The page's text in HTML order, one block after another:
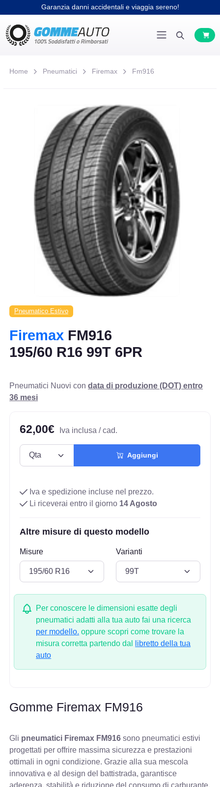
Garanzia danni accidentali e viaggia sereno!
Home Pneumatici Firemax Fm916
Pneumatico Estivo
Firemax FM916
195/60 R16 99T 6PR
Pneumatici Nuovi condata di produzione (DOT) entro
36 mesi
62,00€ Iva inclusa / cad.
Aggiungi
Iva e spedizione incluse nel prezzo.
Li riceverai entro il giorno 14 Agosto
Altre misure di questo modello
Misure Varianti
Per conoscere le dimensioni esatte degli
pneumatici adatti alla tua auto fai una ricerca
per modello. oppure scopri come trovare la
misura corretta partendo dal
libretto della tua
auto
Gomme Firemax FM916
Gli pneumatici Firemax FM916 sono pneumatici estivi
progettati per offrire massima sicurezza e prestazioni
ottimali in ogni condizione. Grazie alla sua mescola
innovativa e al design del battistrada, garantisce
aderenza, stabilità e riduzione del consumo di carburante.